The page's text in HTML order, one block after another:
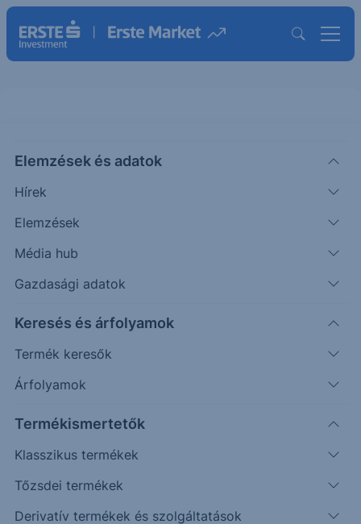
Elemzések és adatok
Hírek
Elemzések
Média hub
Gazdasági adatok
Keresés és árfolyamok
Termék keresők
Árfolyamok
Termékismertetők
Klasszikus termékek
Tőzsdei termékek
Derivatív termékek és szolgáltatások
SGU(USA)
Star Group LP
12.86
Időpont: 26.08.07. 22:00
Előző záró:
12.87
Árfolyamértesítő rögzítése
További információk kérése